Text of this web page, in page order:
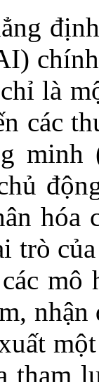
là
các
minh
trò
mô
nhận
tham